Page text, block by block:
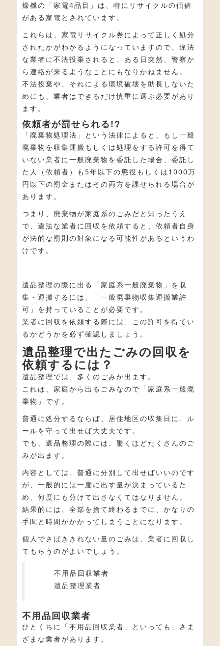
燥機の「家電4品目」は、特にリサイクルの価値
がある家電とされています。
これらは、家電リサイクル券によって正しく処分
されたかがわかるようになっていますので、違法
な業者に不法投棄されると、ある日突然、警察か
ら連絡が来るようなことにもなりかねません。
不法投棄や、それによる環境破壊を助長しないた
めにも、業者はできるだけ慎重に選ぶ必要があり
ます。
依頼者が罰せられる!?
「廃棄物処理法」という法律によると、もし一般
廃棄物を収集運搬もしくは処理をする許可を得て
いない業者に一般廃棄物を委託した場合、委託し
た人（依頼者）も5年以下の懲役もしくは1000万
円以下の罰金またはその両方を課せられる場合が
あります。
つまり、廃棄物が家庭系のごみだと知ったうえ
で、違法な業者に回収を依頼すると、依頼者自身
が法的な罰則の対象になる可能性があるというわ
けです。
遺品整理の際に出る「家庭系一般廃棄物」を収
集・運搬するには、「一般廃棄物収集運搬業許
可」を持っていることが必要です。
業者に回収を依頼する際には、この許可を得てい
るかどうかを必ず確認しましょう。
遺品整理で出たごみの回収を
依頼するには？
遺品整理では、多くのごみが出ます。
これは、家庭から出るごみなので「家庭系一般廃
棄物」です。
普通に処分するならば、居住地区の収集日に、ル
ールを守って出せば大丈夫です。
でも、遺品整理の際には、驚くほどたくさんのご
みが出ます。
内容としては、普通に分別して出せばいいのです
が、一般的には一度に出す量が決まっているた
め、何度にも分けて出さなくてはなりません。
結果的には、全部を捨て終わるまでに、かなりの
手間と時間がかかってしまうことになります。
個人でさばききれない量のごみは、業者に回収し
てもらうのがよいでしょう。
不用品回収業者
遺品整理業者
不用品回収業者
ひとくちに「不用品回収業者」といっても、さま
ざまな業者があります。